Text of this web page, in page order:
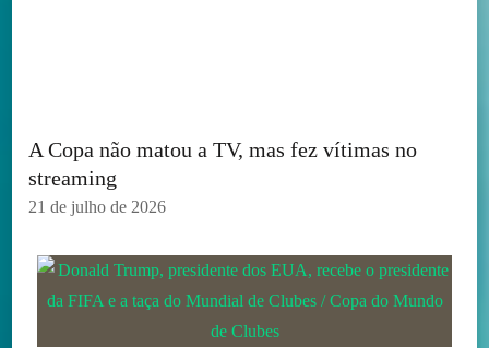
A Copa não matou a TV, mas fez vítimas no
streaming
21 de julho de 2026